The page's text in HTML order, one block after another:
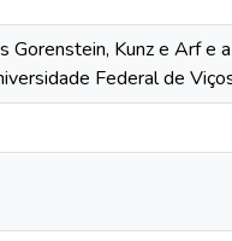
Kunz e Arf e
Federal de